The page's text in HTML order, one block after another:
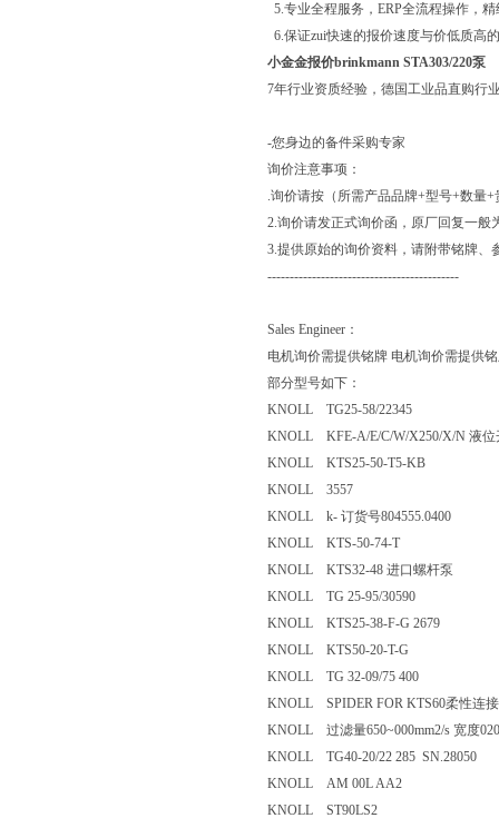
5.专业全程服务，ERP全流程操作，
6.保证zui快速的报价速度与价低质高
小金金报价brinkmann STA303/220泵
7年行业资质经验，德国工业品直购行
-您身边的备件采购专家
询价注意事项：
.询价请按（所需产品品牌+型号+数量
2.询价请发正式询价函，原厂回复一般
3.提供原始的询价资料，请附带铭牌、
-------------------------------------------
Sales Engineer：
电机询价需提供铭牌 电机询价需提供
部分型号如下：
KNOLL TG25-58/22345
KNOLL KFE-A/E/C/W/X250/X/N
KNOLL KTS25-50-T5-KB
KNOLL 3557
KNOLL k- 订货号804555.0400
KNOLL KTS-50-74-T
KNOLL KTS32-48 进口螺杆泵
KNOLL TG 25-95/30590
KNOLL KTS25-38-F-G 2679
KNOLL KTS50-20-T-G
KNOLL TG 32-09/75 400
KNOLL SPIDER FOR KTS60柔性
KNOLL 过滤量650~000mm2/s 宽
KNOLL TG40-20/22 285
KNOLL AM 00L AA2
KNOLL ST90LS2